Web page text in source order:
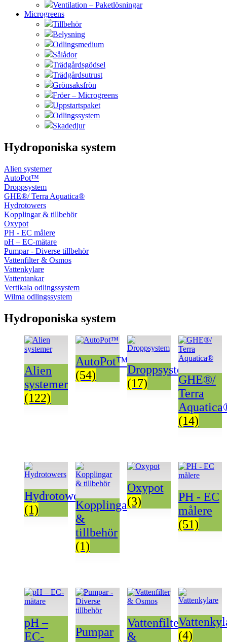
Ventilation – Paketlösningar
Microgreens
Tillbehör
Belysning
Odlingsmedium
Sålådor
Trädgårdsgödsel
Trädgårdsutrust
Grönsaksfrön
Fröer – Microgreens
Uppstartspaket
Odlingssystem
Skadedjur
Hydroponiska system
Alien systemer
AutoPot™
Droppsystem
GHE®/ Terra Aquatica®
Hydrotowers
Kopplingar & tillbehör
Oxypot
PH - EC målere
pH – EC-mätare
Pumpar - Diverse tillbehör
Vattenfilter & Osmos
Vattenkylare
Vattentankar
Vertikala odlingssystem
Wilma odlingssystem
Hydroponiska system
Alien
systemer
(122)
AutoPot™
(54)
Droppsystem
(17)
GHE®/
Terra
(14)
Hydrotowers
(1)
Kopplingar
&
tillbehör
(1)
Oxypot
(3)
PH - EC
målere
(51)
pH –
EC-
Pumpar
Vattenfilter
&
(4)